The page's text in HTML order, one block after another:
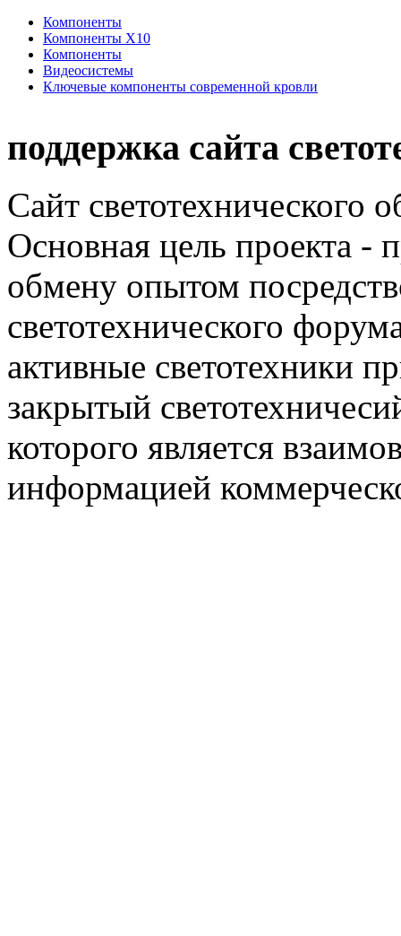
Компоненты
Компоненты Х10
Компоненты
Видеосистемы
Ключевые компоненты современной кровли
поддержка сайта
Сайт светотехнического
Основная цель проекта -
обмену опытом
светотехнического
активные светотехники
закрытый
которого является
информацией